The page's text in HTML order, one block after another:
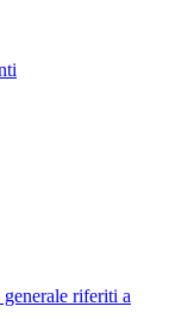
riferiti a